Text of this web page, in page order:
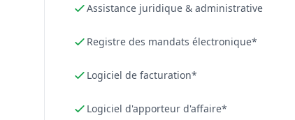
Assistance juridique & administrative
Registre des mandats électronique*
Logiciel de facturation*
Logiciel d'apporteur d'affaire*